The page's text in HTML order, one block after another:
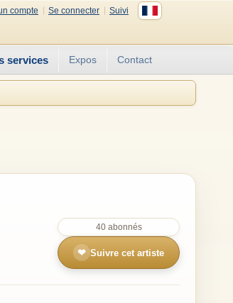
compte Se connecter
Suivi
services Expos Contact
40 abonnés
❤ Suivre cet artiste